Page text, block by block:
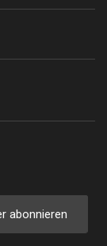
abonnieren